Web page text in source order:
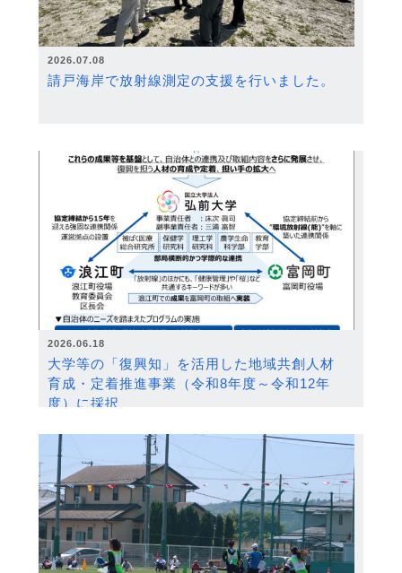
2026.07.08
請戸海岸で放射線測定の支援を行いました。
2026.06.18
大学等の「復興知」を活用した地域共創人材
育成・定着推進事業（令和8年度～令和12年
度）に採択